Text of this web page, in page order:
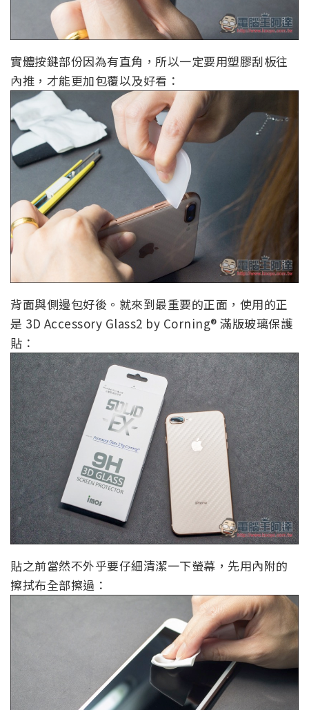
實體按鍵部份因為有直角，所以一定要用塑膠刮板往
內推，才能更加包覆以及好看：
背面與側邊包好後。就來到最重要的正面，使用的正
是 3D Accessory Glass2 by Corning® 滿版玻璃保護
貼：
貼之前當然不外乎要仔細清潔一下螢幕，先用內附的
擦拭布全部擦過：